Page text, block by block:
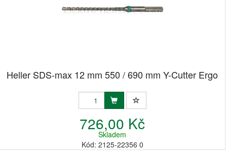
Heller SDS-max 12 mm 550 / 690 mm Y-Cutter Ergo
726,00 Kč
Skladem
Kód: 2125-22356 0